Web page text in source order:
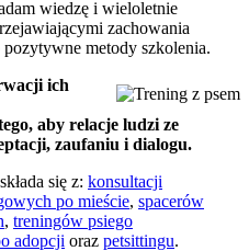
wiedzę i wieloletnie
zachowania
metody szkolenia.
ich
aby relacje ludzi ze
zaufaniu i dialogu.
się z: konsultacji
po mieście, spacerów
, treningów psiego
adopcji oraz petsittingu.